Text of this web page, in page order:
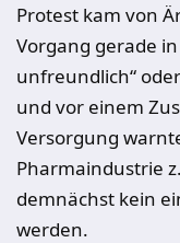
Protest kam von
Vorgang gerade
unfreundlich“
und vor einem
Versorgung
Pharmaindustrie
demnächst kein
werden.